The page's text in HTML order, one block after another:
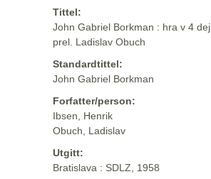
Tittel:
John Gabriel Borkman : hra v 4
prel. Ladislav Obuch
Standardtittel:
John Gabriel Borkman
Forfatter/person:
Ibsen, Henrik
Obuch, Ladislav
Utgitt:
Bratislava : SDLZ, 1958